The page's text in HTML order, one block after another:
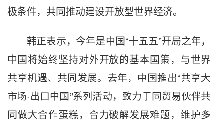
极条件，共同推动建设开放型世界经济。
韩正表示，今年是中国“十五五”开局之年，
中国将始终坚持对外开放的基本国策，与世界
共享机遇、共同发展。去年，中国推出“共享大
市场·出口中国”系列活动，致力于同贸易伙伴共
同做大合作蛋糕，合力破解发展难题，维护多